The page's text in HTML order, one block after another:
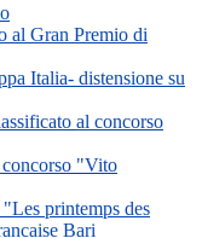
al Gran Premio di
Italia- distensione su
al concorso
"Vito
printemps des
Bari